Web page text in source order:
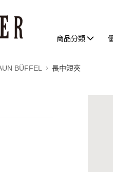
商品分類
BÜFFEL 長中短夾